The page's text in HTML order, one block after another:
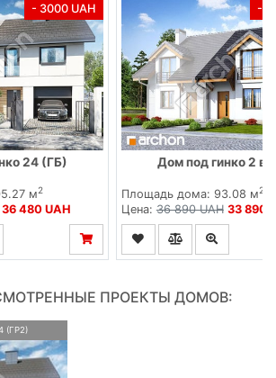
- 3000 UAH
24 (ГБ)
м2
36 480 UAH
-
Дом под гинко 2
Площадь дома: 93.08 м2
Цена:36 890 UAH 33 890
ПРОЕКТЫ ДОМОВ:
(ГР2)